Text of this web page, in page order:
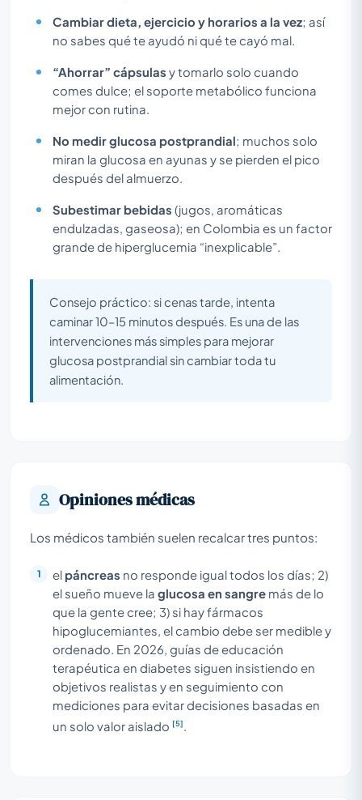
Cambiar dieta, ejercicio y horarios a la vez; así
no sabes qué te ayudó ni qué te cayó mal.
“Ahorrar” cápsulas y tomarlo solo cuando
comes dulce; el soporte metabólico funciona
mejor con rutina.
No medir glucosa postprandial; muchos solo
miran la glucosa en ayunas y se pierden el pico
después del almuerzo.
Subestimar bebidas (jugos, aromáticas
endulzadas, gaseosa); en Colombia es un factor
grande de hiperglucemia “inexplicable”.
Consejo práctico: si cenas tarde, intenta
caminar 10–15 minutos después. Es una de las
intervenciones más simples para mejorar
glucosa postprandial sin cambiar toda tu
alimentación.
Opiniones médicas
Los médicos también suelen recalcar tres puntos:
el páncreas no responde igual todos los días; 2)
el sueño mueve la glucosa en sangre más de lo
que la gente cree; 3) si hay fármacos
hipoglucemiantes, el cambio debe ser medible y
ordenado. En 2026, guías de educación
terapéutica en diabetes siguen insistiendo en
objetivos realistas y en seguimiento con
mediciones para evitar decisiones basadas en
un solo valor aislado [5].